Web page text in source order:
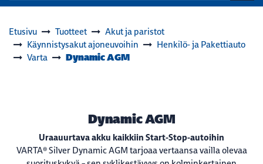
Etusivu Tuotteet
Akut ja paristot
Käynnistysakut ajoneuvoihin
Henkilö- ja Pakettiauto
Varta
Dynamic AGM
Dynamic AGM
Uraauurtava akku kaikkiin Start-Stop-autoihin
VARTA® Silver Dynamic AGM tarjoaa vertaansa vailla olevaa